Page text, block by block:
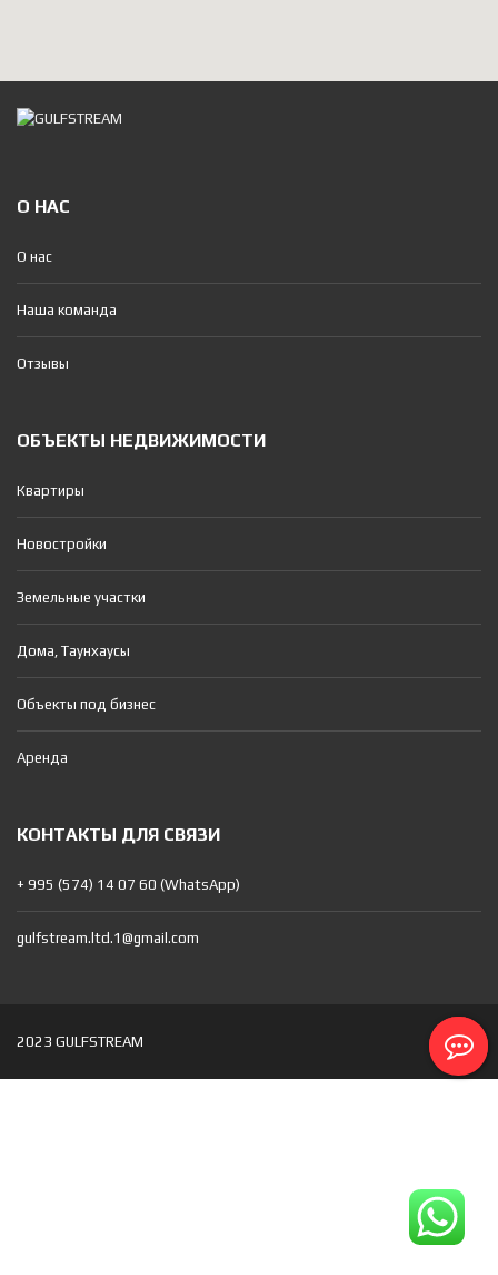
О НАС
О нас
Наша команда
Отзывы
ОБЪЕКТЫ НЕДВИЖИМОСТИ
Квартиры
Новостройки
Земельные участки
Дома, Таунхаусы
Объекты под бизнес
Аренда
КОНТАКТЫ ДЛЯ СВЯЗИ
+ 995 (574) 14 07 60 (WhatsApp)
gulfstream.ltd.1@gmail.com
2023 GULFSTREAM